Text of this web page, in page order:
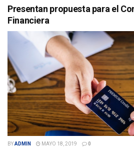
Presentan propuesta para el
Financiera
BYADMIN MAYO 18, 2019 0